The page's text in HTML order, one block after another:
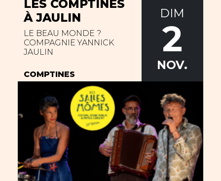
LES COMPTINES
À JAULIN
LE BEAU MONDE ?
COMPAGNIE YANNICK
JAULIN
COMPTINES
DIM
2
NOV.